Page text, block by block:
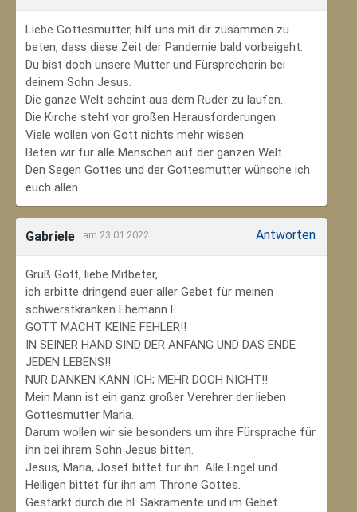
Liebe Gottesmutter, hilf uns mit dir zusammen zu
beten, dass diese Zeit der Pandemie bald vorbeigeht.
Du bist doch unsere Mutter und Fürsprecherin bei
deinem Sohn Jesus.
Die ganze Welt scheint aus dem Ruder zu laufen.
Die Kirche steht vor großen Herausforderungen.
Viele wollen von Gott nichts mehr wissen.
Beten wir für alle Menschen auf der ganzen Welt.
Den Segen Gottes und der Gottesmutter wünsche ich
euch allen.
Gabriele am 23.01.2022 Antworten
Grüß Gott, liebe Mitbeter,
ich erbitte dringend euer aller Gebet für meinen
schwerstkranken Ehemann F.
GOTT MACHT KEINE FEHLER!!
IN SEINER HAND SIND DER ANFANG UND DAS ENDE
JEDEN LEBENS!!
NUR DANKEN KANN ICH; MEHR DOCH NICHT!!
Mein Mann ist ein ganz großer Verehrer der lieben
Gottesmutter Maria.
Darum wollen wir sie besonders um ihre Fürsprache für
ihn bei ihrem Sohn Jesus bitten.
Jesus, Maria, Josef bittet für ihn. Alle Engel und
Heiligen bittet für ihn am Throne Gottes.
Gestärkt durch die hl. Sakramente und im Gebet